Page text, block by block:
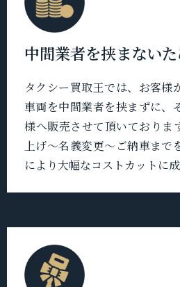
中間業者を挟まない
タクシー買取王では、お客様
車両を中間業者を挟まずに、
様へ販売させて頂いておりま
上げ〜名義変更〜ご納車まで
により大幅なコストカットに成